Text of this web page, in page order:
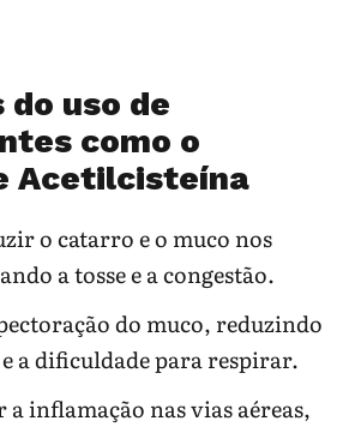
uso de
como o
Acetilcisteína
o catarro e o muco nos
a tosse e a congestão.
do muco, reduzindo
a dificuldade para respirar.
a inflamação nas vias aéreas,